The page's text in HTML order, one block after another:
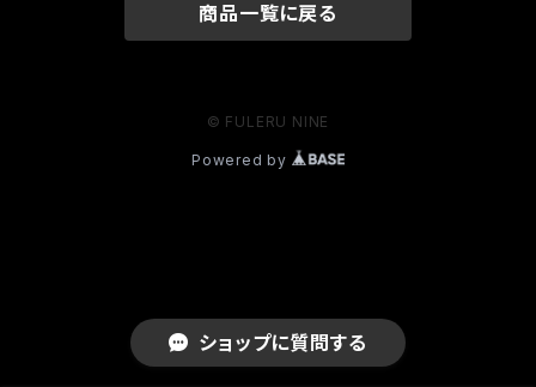
ショップに質問する
商品一覧に戻る
© FULERU NINE
Powered by